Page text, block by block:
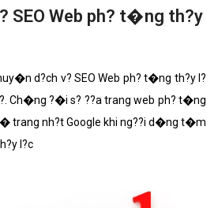
SEO Web ph? t�ng th?y
d?ch v? SEO Web ph? t�ng th?y l?
Ch�ng ?�i s? ??a trang web ph? t�ng
trang nh?t Google khi ng??i d�ng t�m
l?c